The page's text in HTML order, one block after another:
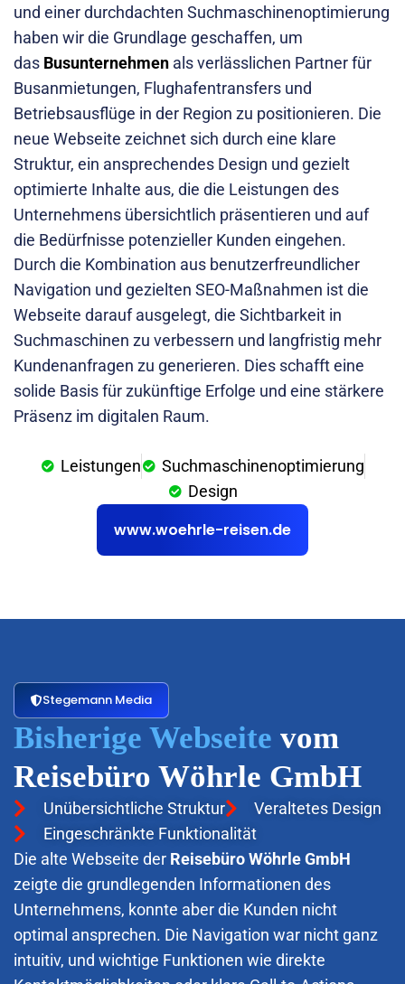
und einer durchdachten Suchmaschinenoptimierung
haben wir die Grundlage geschaffen, um
das Busunternehmen als verlässlichen Partner für
Busanmietungen, Flughafentransfers und
Betriebsausflüge in der Region zu positionieren. Die
neue Webseite zeichnet sich durch eine klare
Struktur, ein ansprechendes Design und gezielt
optimierte Inhalte aus, die die Leistungen des
Unternehmens übersichtlich präsentieren und auf
die Bedürfnisse potenzieller Kunden eingehen.
Durch die Kombination aus benutzerfreundlicher
Navigation und gezielten SEO-Maßnahmen ist die
Webseite darauf ausgelegt, die Sichtbarkeit in
Suchmaschinen zu verbessern und langfristig mehr
Kundenanfragen zu generieren. Dies schafft eine
solide Basis für zukünftige Erfolge und eine stärkere
Präsenz im digitalen Raum.
Leistungen
Suchmaschinenoptimierung
Design
www.woehrle-reisen.de
Stegemann Media
Bisherige Webseite vom
Reisebüro Wöhrle GmbH
Unübersichtliche Struktur
Veraltetes Design
Eingeschränkte Funktionalität
Die alte Webseite der Reisebüro Wöhrle GmbH
zeigte die grundlegenden Informationen des
Unternehmens, konnte aber die Kunden nicht
optimal ansprechen. Die Navigation war nicht ganz
intuitiv, und wichtige Funktionen wie direkte